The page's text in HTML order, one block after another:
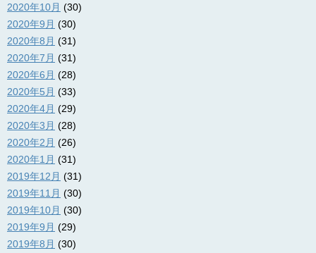
2020年10月 (30)
2020年9月 (30)
2020年8月 (31)
2020年7月 (31)
2020年6月 (28)
2020年5月 (33)
2020年4月 (29)
2020年3月 (28)
2020年2月 (26)
2020年1月 (31)
2019年12月 (31)
2019年11月 (30)
2019年10月 (30)
2019年9月 (29)
2019年8月 (30)